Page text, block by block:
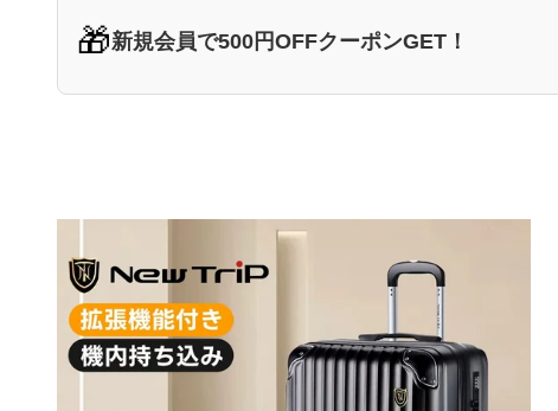
🎁新規会員で500円OFFクーポンGET！